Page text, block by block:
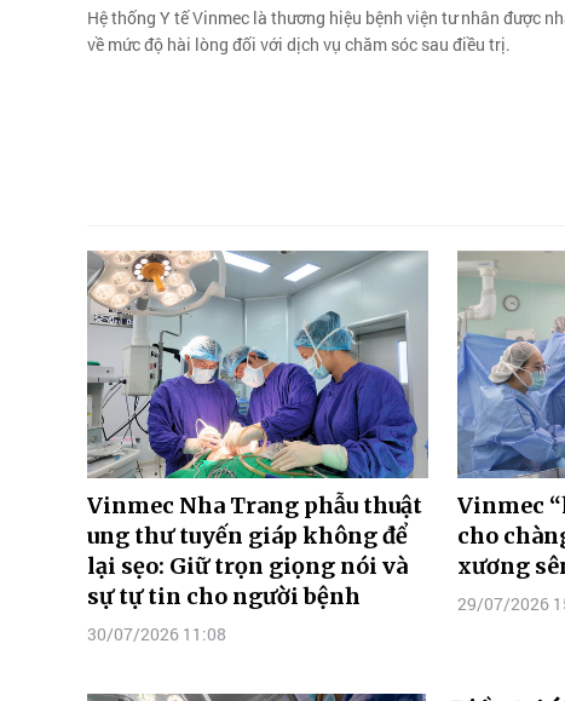
Hệ thống Y tế Vinmec là thương hiệu bệnh viện tư nhân được
về mức độ hài lòng đối với dịch vụ chăm sóc sau điều trị.
Vinmec Nha Trang phẫu thuật
ung thư tuyến giáp không để
lại sẹo: Giữ trọn giọng nói và
sự tự tin cho người bệnh
30/07/2026 11:08
Vinmec
cho
xương
29/07/2026